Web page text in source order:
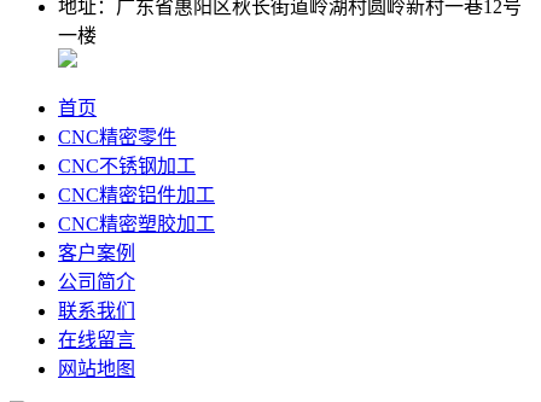
地址：广东省惠阳区秋长街道岭湖村圆岭新村一巷12号
一楼
首页
CNC精密零件
CNC不锈钢加工
CNC精密铝件加工
CNC精密塑胶加工
客户案例
公司简介
联系我们
在线留言
网站地图